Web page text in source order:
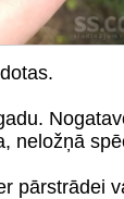
neložņā
pārstrādei